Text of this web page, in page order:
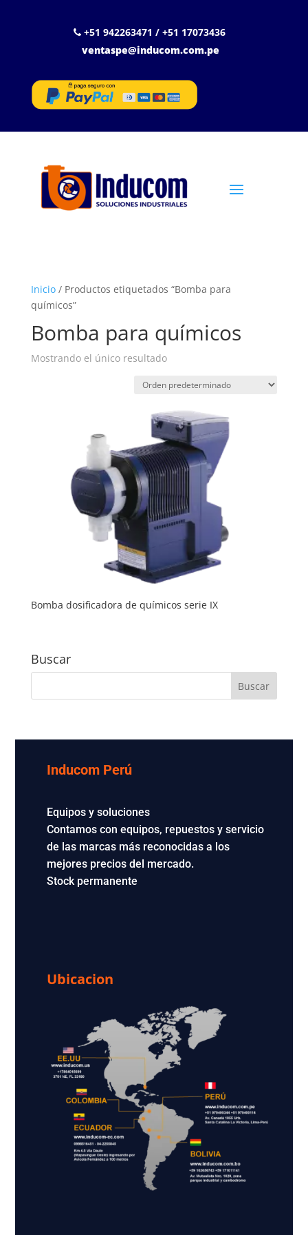
+51 942263471 / +51 17073436
ventaspe@inducom.com.pe
Inicio/ Productos etiquetados “Bomba para
químicos”
Bomba para químicos
Mostrando el único resultado
Bomba dosificadora de químicos serie IX
Buscar
Inducom Perú
Equipos y soluciones
Contamos con equipos, repuestos y servicio
de las marcas más reconocidas a los
mejores precios del mercado.
Stock permanente
Ubicacion